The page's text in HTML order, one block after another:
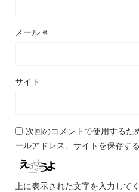
メール ※
サイト
次回のコメントで使用するた
ールアドレス、サイトを保存する
上に表示された文字を入力して